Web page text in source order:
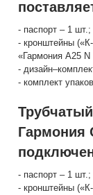
- паспорт – 1 шт.;
- кронштейны
«Гармония А25
-
- комплект
Гармония
- паспорт – 1 шт.;
- кронштейны